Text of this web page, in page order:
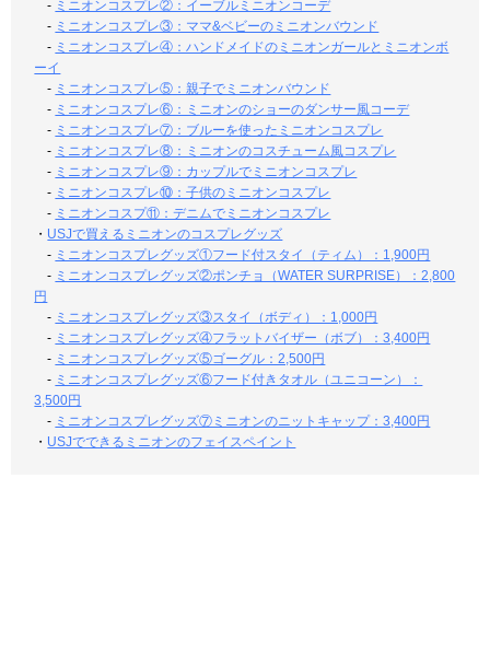
- ミニオンコスプレ②：イーブルミニオンコーデ
- ミニオンコスプレ③：ママ&ベビーのミニオンバウンド
- ミニオンコスプレ④：ハンドメイドのミニオンガールとミニオンボ
ーイ
- ミニオンコスプレ⑤：親子でミニオンバウンド
- ミニオンコスプレ⑥：ミニオンのショーのダンサー風コーデ
- ミニオンコスプレ⑦：ブルーを使ったミニオンコスプレ
- ミニオンコスプレ⑧：ミニオンのコスチューム風コスプレ
- ミニオンコスプレ⑨：カップルでミニオンコスプレ
- ミニオンコスプレ⑩：子供のミニオンコスプレ
- ミニオンコスプ⑪：デニムでミニオンコスプレ
・ USJで買えるミニオンのコスプレグッズ
- ミニオンコスプレグッズ①フード付スタイ（ティム）：1,900円
- ミニオンコスプレグッズ②ポンチョ（WATER SURPRISE）：2,800
円
- ミニオンコスプレグッズ③スタイ（ボディ）：1,000円
- ミニオンコスプレグッズ④フラットバイザー（ボブ）：3,400円
- ミニオンコスプレグッズ⑤ゴーグル：2,500円
- ミニオンコスプレグッズ⑥フード付きタオル（ユニコーン）：
3,500円
- ミニオンコスプレグッズ⑦ミニオンのニットキャップ：3,400円
・ USJでできるミニオンのフェイスペイント